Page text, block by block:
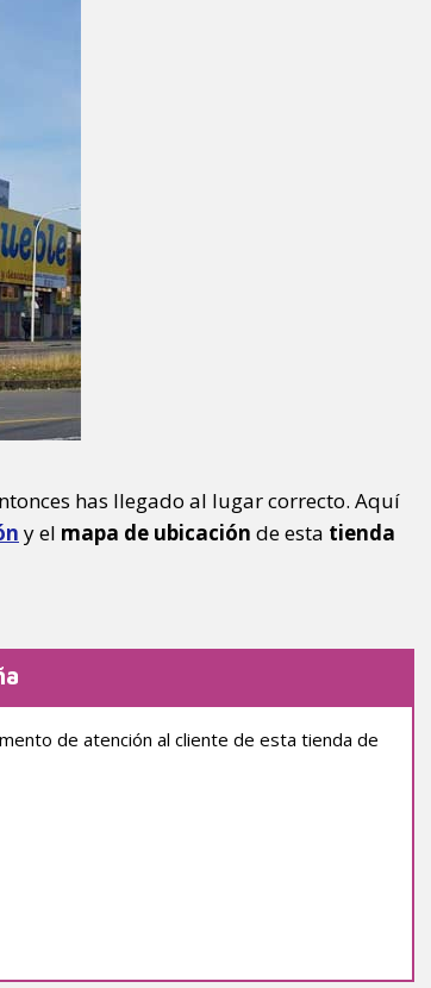
has llegado al lugar correcto. Aquí
y el mapa de ubicación de esta tienda
de atención al cliente de esta tienda de